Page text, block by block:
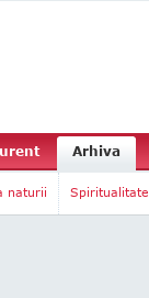
Arhiva
naturii Spiritualitate